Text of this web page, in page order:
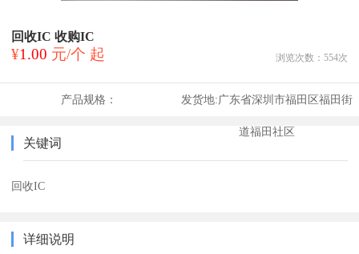
回收IC 收购IC
¥1.00 元/个 起 浏览次数： 554次
产品规格： 发货地:广东省深圳市福田区福田街
道福田社区
关键词
回收IC
详细说明